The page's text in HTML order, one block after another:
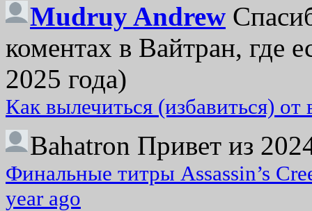
Mudruy Andrew
коментах в Вайтран, где
2025 года)
Как вылечиться (избавиться)
Bahatron Привет из
Финальные титры Assassin’s
year ago